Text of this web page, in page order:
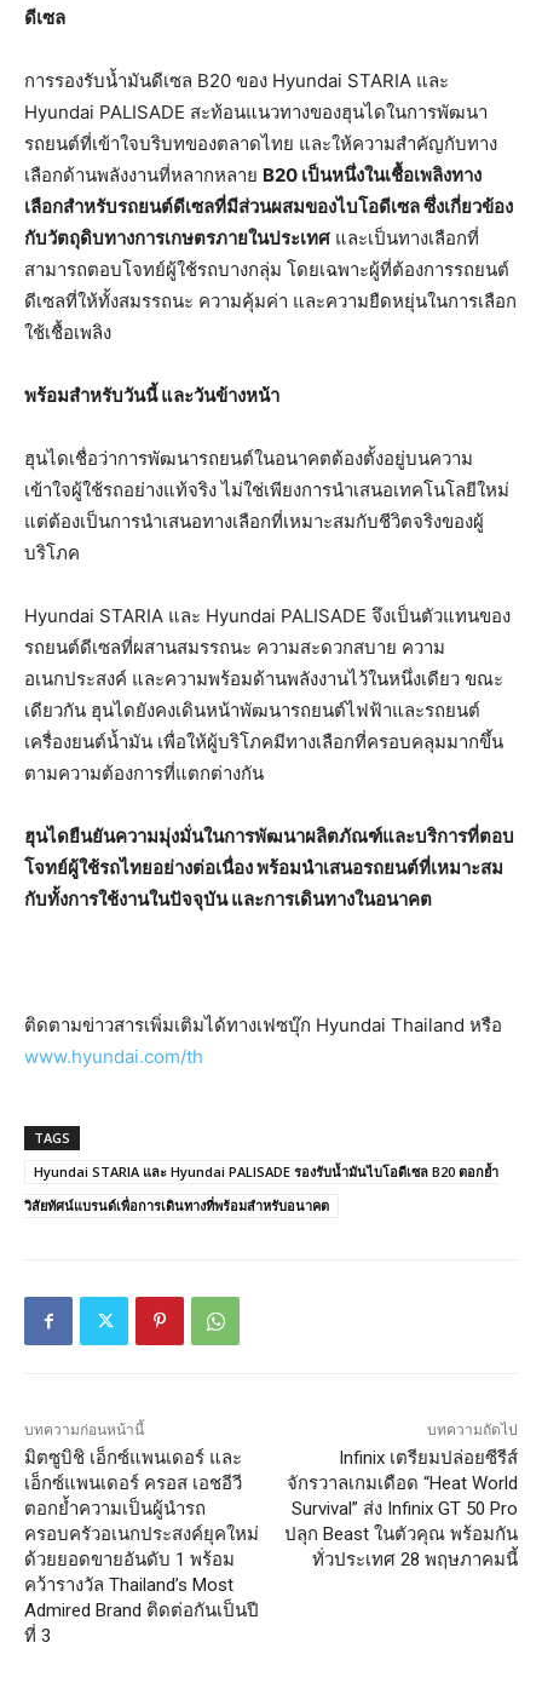
ดีเซล
การรองรับน้ำมันดีเซล B20 ของ Hyundai STARIA และ
Hyundai PALISADE สะท้อนแนวทางของฮุนไดในการพัฒนา
รถยนต์ที่เข้าใจบริบทของตลาดไทย และให้ความสำคัญกับทาง
เลือกด้านพลังงานที่หลากหลาย B20 เป็นหนึ่งในเชื้อเพลิงทาง
เลือกสำหรับรถยนต์ดีเซลที่มีส่วนผสมของไบโอดีเซล ซึ่งเกี่ยวข้อง
กับวัตถุดิบทางการเกษตรภายในประเทศ และเป็นทางเลือกที่
สามารถตอบโจทย์ผู้ใช้รถบางกลุ่ม โดยเฉพาะผู้ที่ต้องการรถยนต์
ดีเซลที่ให้ทั้งสมรรถนะ ความคุ้มค่า และความยืดหยุ่นในการเลือก
ใช้เชื้อเพลิง
พร้อมสำหรับวันนี้ และวันข้างหน้า
ฮุนไดเชื่อว่าการพัฒนารถยนต์ในอนาคตต้องตั้งอยู่บนความ
เข้าใจผู้ใช้รถอย่างแท้จริง ไม่ใช่เพียงการนำเสนอเทคโนโลยีใหม่
แต่ต้องเป็นการนำเสนอทางเลือกที่เหมาะสมกับชีวิตจริงของผู้
บริโภค
Hyundai STARIA และ Hyundai PALISADE จึงเป็นตัวแทนของ
รถยนต์ดีเซลที่ผสานสมรรถนะ ความสะดวกสบาย ความ
อเนกประสงค์ และความพร้อมด้านพลังงานไว้ในหนึ่งเดียว ขณะ
เดียวกัน ฮุนไดยังคงเดินหน้าพัฒนารถยนต์ไฟฟ้าและรถยนต์
เครื่องยนต์น้ำมัน เพื่อให้ผู้บริโภคมีทางเลือกที่ครอบคลุมมากขึ้น
ตามความต้องการที่แตกต่างกัน
ฮุนไดยืนยันความมุ่งมั่นในการพัฒนาผลิตภัณฑ์และบริการที่ตอบ
โจทย์ผู้ใช้รถไทยอย่างต่อเนื่อง พร้อมนำเสนอรถยนต์ที่เหมาะสม
กับทั้งการใช้งานในปัจจุบัน และการเดินทางในอนาคต
ติดตามข่าวสารเพิ่มเติมได้ทางเฟซบุ๊ก Hyundai Thailand หรือ
www.hyundai.com/th
TAGS
Hyundai STARIA และ Hyundai PALISADE รองรับน้ำมันไบโอดีเซล B20 ตอกย้ำ
วิสัยทัศน์แบรนด์เพื่อการเดินทางที่พร้อมสำหรับอนาคต
บทความก่อนหน้านี้
มิตซูบิชิ เอ็กซ์แพนเดอร์ และ
เอ็กซ์แพนเดอร์ ครอส เอชอีวี
ตอกย้ำความเป็นผู้นำรถ
ครอบครัวอเนกประสงค์ยุคใหม่
ด้วยยอดขายอันดับ 1 พร้อม
คว้ารางวัล Thailand’s Most
Admired Brand ติดต่อกันเป็นปี
ที่ 3
บทความถัดไป
Infinix เตรียมปล่อยซีรีส์
จักรวาลเกมเดือด “Heat World
Survival” ส่ง Infinix GT 50 Pro
ปลุก Beast ในตัวคุณ พร้อมกัน
ทั่วประเทศ 28 พฤษภาคมนี้